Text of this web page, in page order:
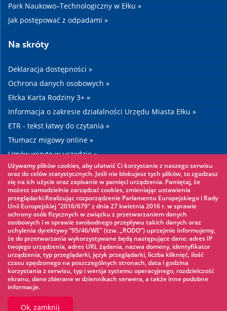
Park Naukowo–Technologiczny w Ełku »
Jak postępować z odpadami »
Na skróty
Deklaracja dostępności »
Ochrona danych osobowych »
Ełcka Karta Rodziny 3+ »
Informacja o zakresie działalności Urzędu Miasta Ełku »
ETR - tekst łatwy do czytania »
Tłumacz migowy online »
Umów wizytę w urzędzie »
Drogi »
Warto zobaczyć
Park linowy »
Park Wodny »
Lodowisko »
KINOECK »
Muzeum »
Używamy plików cookies, aby ułatwić Ci korzystanie z naszego serwisu
oraz do celów statystycznych. Jeśli nie blokujesz tych plików, to zgadzasz
się na ich użycie oraz zapisanie w pamięci urządzenia. Pamiętaj, że
możesz samodzielnie zarządzać cookies, zmieniając ustawienia
przeglądarki.Realizując rozporządzenie Parlamentu Europejskiego i Rady
Unii Europejskiej "2016/679" z dnia 27 kwietnia 2016 r. w sprawie
ochrony osób fizycznych w związku z przetwarzaniem danych
osobowych i w sprawie swobodnego przepływu takich danych oraz
uchylenia dyrektywy "95/46/WE" (tzw. „RODO”) uprzejmie informujemy,
że do przetwarzania wykorzystywane będą następujące dane: adres IP
twojego urządzenia, adres URL żądania, nazwa domeny, identyfikator
urządzenia, typ przeglądarki, język przeglądarki, liczba kliknięć, ilość
czasu spędzonego na poszczególnych stronach, data i godzina
korzystania z serwisu, typ i wersja systemu operacyjnego, rozdzielczość
ekranu, dane zbierane w dziennikach serwera, a także inne podobne
informacje.
Ok, zamknij